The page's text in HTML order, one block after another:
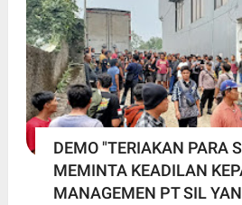
DEMO "TERIAKAN PARA
MEMINTA KEADILAN
MANAGEMEN PT SIL